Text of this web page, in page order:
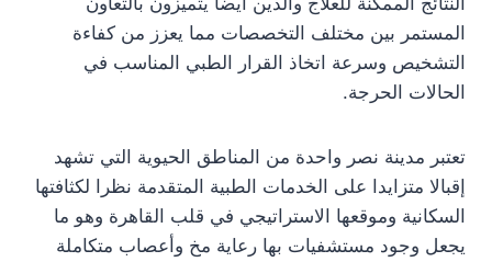
المستمر بين مختلف التخصصات مما يعزز من كفاءة
التشخيص وسرعة اتخاذ القرار الطبي المناسب في
الحالات الحرجة.
تعتبر مدينة نصر واحدة من المناطق الحيوية التي تشهد
إقبالا متزايدا على الخدمات الطبية المتقدمة نظرا لكثافتها
السكانية وموقعها الاستراتيجي في قلب القاهرة وهو ما
يجعل وجود مستشفيات بها رعاية مخ وأعصاب متكاملة